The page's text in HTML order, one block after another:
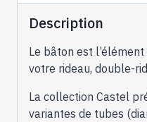
Description
Le bâton est
votre rideau, double-
La collection Castel
variantes de tubes